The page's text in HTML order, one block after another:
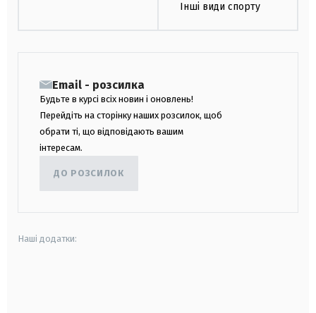
Інші види спорту
Email - розсилка
Будьте в курсі всіх новин і оновлень!
Перейдіть на сторінку наших розсилок, щоб
обрати ті, що відповідають вашим
інтересам.
ДО РОЗСИЛОК
Наші додатки: